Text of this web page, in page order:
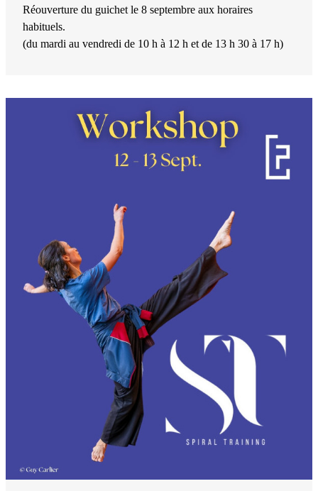
Réouverture du guichet le 8 septembre aux horaires
habituels.
(du mardi au vendredi de 10 h à 12 h et de 13 h 30 à 17 h)